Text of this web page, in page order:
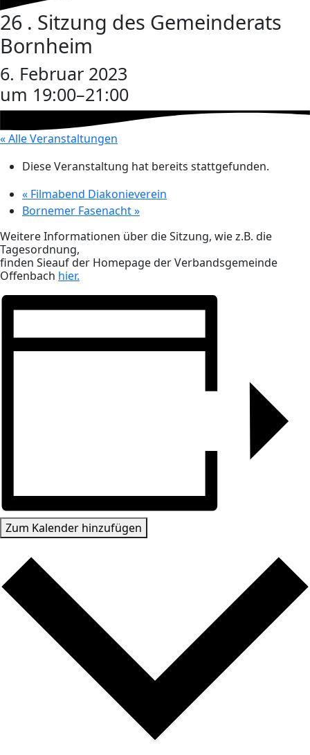
26 . Sitzung des Gemeinderats
Bornheim
6. Februar 2023
um 19:00–21:00
« Alle Veranstaltungen
Diese Veranstaltung hat bereits stattgefunden.
« Filmabend Diakonieverein
Bornemer Fasenacht»
Weitere Informationen über die Sitzung, wie z.B. die
Tagesordnung,
finden Sieauf der Homepage der Verbandsgemeinde
Offenbach hier.
Zum Kalender hinzufügen